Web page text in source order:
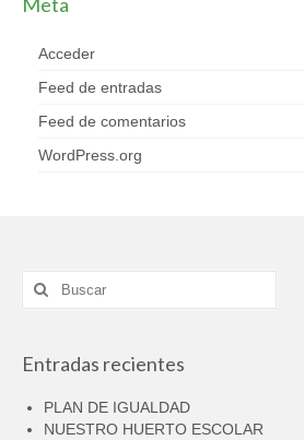
Meta
Acceder
Feed de entradas
Feed de comentarios
WordPress.org
Buscar
por:
Entradas recientes
PLAN DE IGUALDAD
NUESTRO HUERTO ESCOLAR